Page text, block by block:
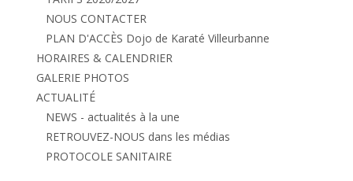
NOUS CONTACTER
PLAN D'ACCÈS Dojo de Karaté Villeurbanne
HORAIRES & CALENDRIER
GALERIE PHOTOS
ACTUALITÉ
NEWS - actualités à la une
RETROUVEZ-NOUS dans les médias
PROTOCOLE SANITAIRE